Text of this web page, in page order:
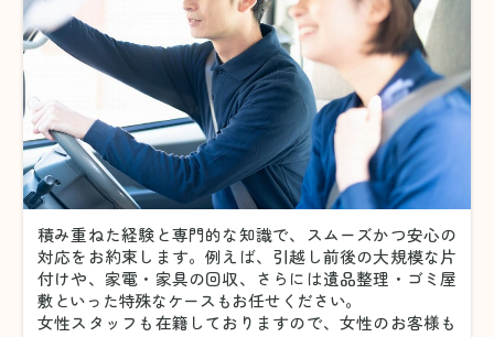
積み重ねた経験と専門的な知識で、スムーズかつ安心の
対応をお約束します。例えば、引越し前後の大規模な片
付けや、家電・家具の回収、さらには遺品整理・ゴミ屋
敷といった特殊なケースもお任せください。
女性スタッフも在籍しておりますので、女性のお客様も